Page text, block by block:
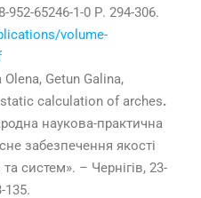
952-65246-1-0 Р. 294-306.
volume-
Olena, Getun Galina,
static calculation of arches.
наукова-практична
забезпечення якості
систем». – Чернігів, 23-
135.